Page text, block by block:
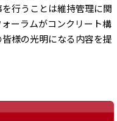
行うことは維持管理に関
ーラムがコンクリート構
様の光明になる内容を提